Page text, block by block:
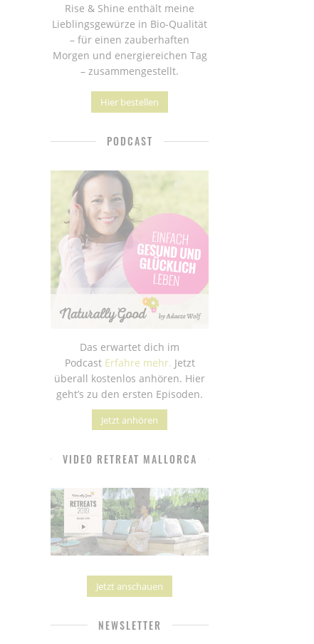
Rise & Shine enthält meine
Lieblingsgewürze in Bio-Qualität
– für einen zauberhaften
Morgen und energiereichen Tag
– zusammengestellt.
Hier bestellen
PODCAST
Das erwartet dich im
Podcast Erfahre mehr. Jetzt
überall kostenlos anhören. Hier
geht’s zu den ersten Episoden.
Jetzt anhören
VIDEO RETREAT MALLORCA
Jetzt anschauen
NEWSLETTER